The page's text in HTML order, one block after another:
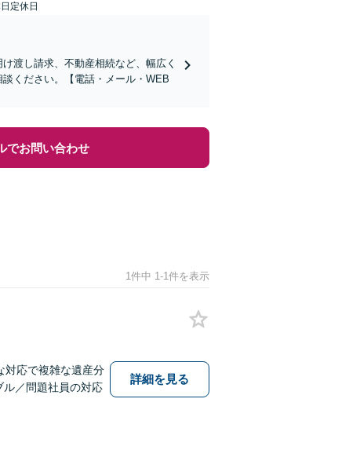
定休日
渡し請求、不動産相続など、幅広く
ください。【電話・メール・WEB
でお問い合わせ
1件中 1-1件を表示
対応で複雑な遺産分
／問題社員の対応
詳細を見る